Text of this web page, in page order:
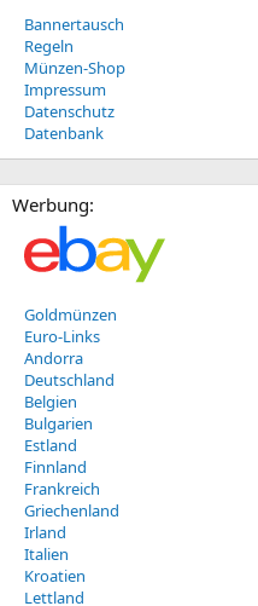
Bannertausch
Regeln
Münzen-Shop
Impressum
Datenschutz
Datenbank
Werbung:
Goldmünzen
Euro-Links
Andorra
Deutschland
Belgien
Bulgarien
Estland
Finnland
Frankreich
Griechenland
Irland
Italien
Kroatien
Lettland